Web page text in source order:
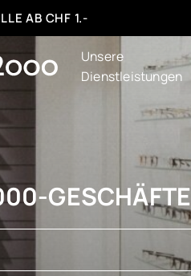
AB CHF 1.-
Unsere
Dienstleistungen
GESCHÄFTE